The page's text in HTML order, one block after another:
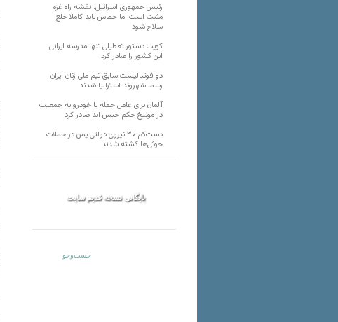
رئیس‌ جمهوری اسرائیل: نقشه راه غزه
مثبت است اما حماس باید کاملا خلع
سلاح شود
کویت دستور تعطیلی تنها مدرسه ایرانی
این کشور را صادر کرد
دو فوتبالیست سابق تیم ملی زنان ایران
رسما شهروند استرالیا شدند
آلمان برای عامل حمله با خودرو به جمعیت
در مونیخ حکم حبس ابد صادر کرد
دست‌کم ۳۰ نیروی دولتی یمن در حملات
حوثی‌ها کشته شدند
بایگانی نسخه قدیم سایت